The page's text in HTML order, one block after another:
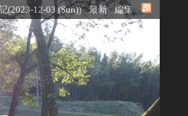
(2023-12-03 (Sun)) 最新 編集